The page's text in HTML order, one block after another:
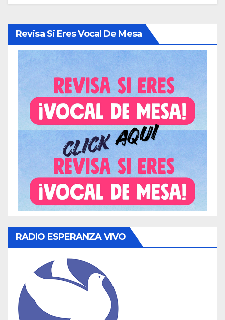
Revisa Si Eres Vocal De Mesa
RADIO ESPERANZA VIVO